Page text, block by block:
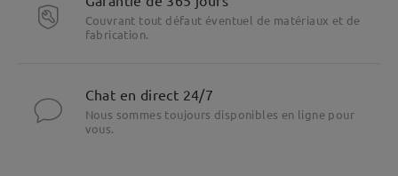
Couvrant tout défaut éventuel de matériaux et de
fabrication.
Chat en direct 24/7
Nous sommes toujours disponibles en ligne pour
vous.